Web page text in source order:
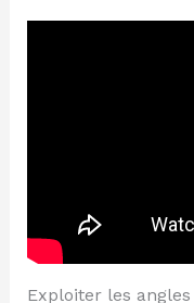
Exploiter les